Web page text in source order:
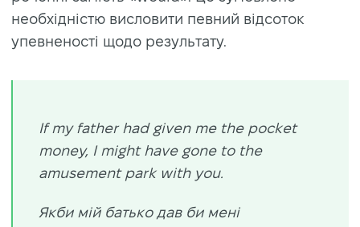
необхідністю висловити певний відсоток
упевненості щодо результату.
If my father had given me the pocket
money, I might have gone to the
amusement park with you.
Якби мій батько дав би мені